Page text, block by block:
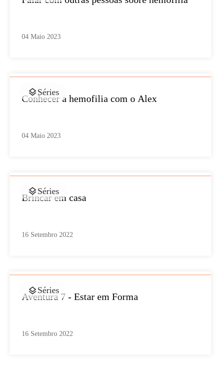
04 Maio 2023
Séries
Conhecer a hemofilia com o Alex
04 Maio 2023
Séries
Brincar em casa
16 Setembro 2022
Séries
Aventura 7 - Estar em Forma
16 Setembro 2022